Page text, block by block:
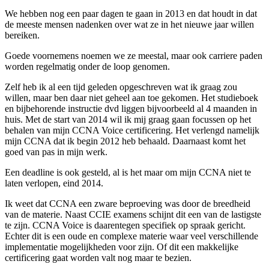
We hebben nog een paar dagen te gaan in 2013 en dat houdt in dat
de meeste mensen nadenken over wat ze in het nieuwe jaar willen
bereiken.
Goede voornemens noemen we ze meestal, maar ook carriere paden
worden regelmatig onder de loop genomen.
Zelf heb ik al een tijd geleden opgeschreven wat ik graag zou
willen, maar ben daar niet geheel aan toe gekomen. Het studieboek
en bijbehorende instructie dvd liggen bijvoorbeeld al 4 maanden in
huis. Met de start van 2014 wil ik mij graag gaan focussen op het
behalen van mijn CCNA Voice certificering. Het verlengd namelijk
mijn CCNA dat ik begin 2012 heb behaald. Daarnaast komt het
goed van pas in mijn werk.
Een deadline is ook gesteld, al is het maar om mijn CCNA niet te
laten verlopen, eind 2014.
Ik weet dat CCNA een zware beproeving was door de breedheid
van de materie. Naast CCIE examens schijnt dit een van de lastigste
te zijn. CCNA Voice is daarentegen specifiek op spraak gericht.
Echter dit is een oude en complexe materie waar veel verschillende
implementatie mogelijkheden voor zijn. Of dit een makkelijke
certificering gaat worden valt nog maar te bezien.